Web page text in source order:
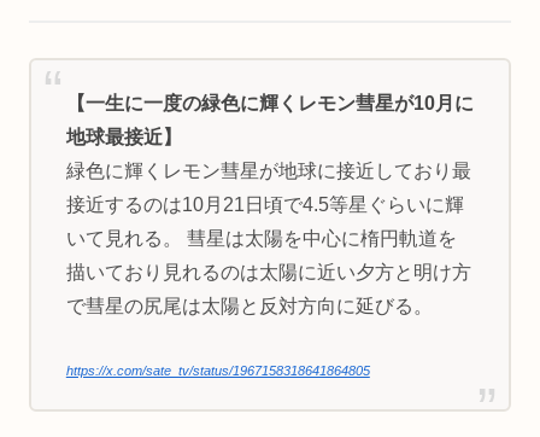
【一生に一度の緑色に輝くレモン彗星が10月に
地球最接近】
緑色に輝くレモン彗星が地球に接近しており最
接近するのは10月21日頃で4.5等星ぐらいに輝
いて見れる。 彗星は太陽を中心に楕円軌道を
描いており見れるのは太陽に近い夕方と明け方
で彗星の尻尾は太陽と反対方向に延びる。
https://x.com/sate_tv/status/1967158318641864805